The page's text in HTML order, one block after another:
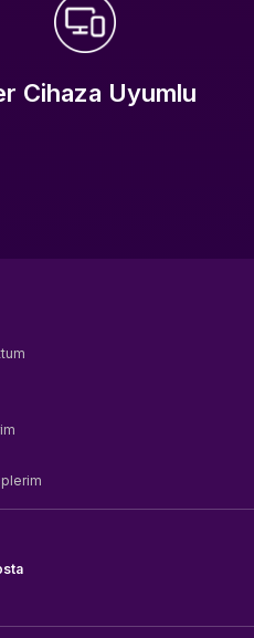
Cihaza Uyumlu